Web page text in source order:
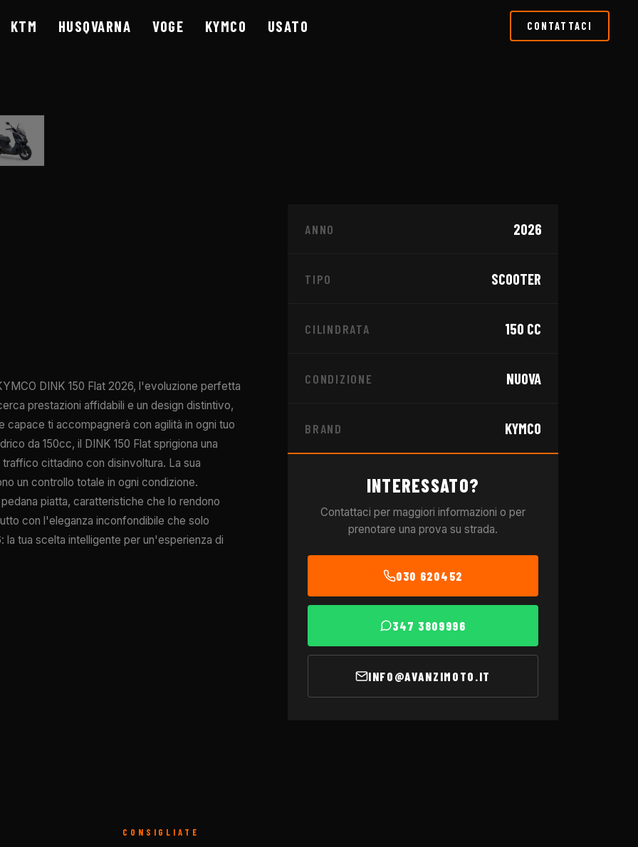
KTM HUSQVARNA VOGE KYMCO USATO CONTATTACI
BRESCIA - CONCESSIONARIO KYMCO
DINK 150 Flat 2026, l'evoluzione perfetta
prestazioni affidabili e un design distintivo,
ti accompagnerà con agilità in ogni tuo
da 150cc, il DINK 150 Flat sprigiona una
cittadino con disinvoltura. La sua
un controllo totale in ogni condizione.
piatta, caratteristiche che lo rendono
con l'eleganza inconfondibile che solo
tua scelta intelligente per un'esperienza di
ANNO 2026
TIPO SCOOTER
CILINDRATA 150 CC
CONDIZIONE NUOVA
BRAND KYMCO
INTERESSATO?
Contattaci per maggiori informazioni o per
prenotare una prova su strada.
030 620452
347 3809996
INFO@AVANZIMOTO.IT
CONSIGLIATE